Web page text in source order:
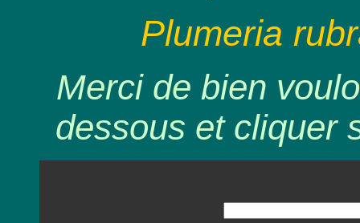
Plumeria
Merci de bien
dessous et cliquer